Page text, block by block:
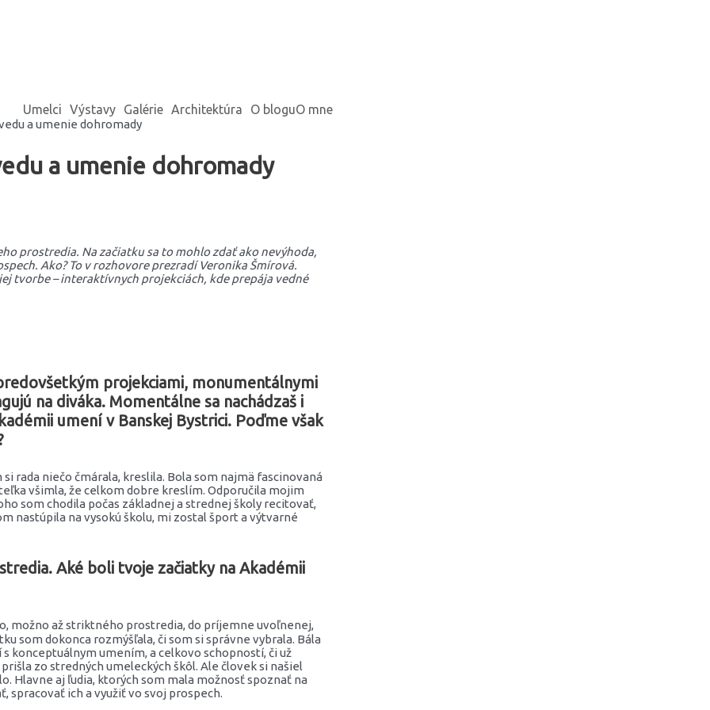
Umelci Výstavy Galérie Architektúra O bloguO mne
a umenie dohromady
a umenie dohromady
prostredia. Na začiatku sa to mohlo zdať ako nevýhoda,
Ako? To v rozhovore prezradí Veronika Šmírová.
tvorbe – interaktívnych projekciách, kde prepája vedné
projekciami, monumentálnymi
na diváka. Momentálne sa nachádzaš i
umení v Banskej Bystrici. Poďme však
rada niečo čmárala, kreslila. Bola som najmä fascinovaná
všimla, že celkom dobre kreslím. Odporučila mojim
som chodila počas základnej a strednej školy recitovať,
nastúpila na vysokú školu, mi zostal šport a výtvarné
Aké boli tvoje začiatky na Akadémii
možno až striktného prostredia, do príjemne uvoľnenej,
som dokonca rozmýšľala, či som si správne vybrala. Bála
konceptuálnym umením, a celkovo schopností, či už
zo stredných umeleckých škôl. Ale človek si našiel
Hlavne aj ľudia, ktorých som mala možnosť spoznať na
spracovať ich a využiť vo svoj prospech.